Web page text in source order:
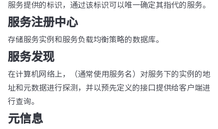
服务提供的标识，通过该标识可以唯一确定其指代的服务。
服务注册中心
存储服务实例和服务负载均衡策略的数据库。
服务发现
在计算机网络上，（通常使用服务名）对服务下的实例的地
址和元数据进行探测，并以预先定义的接口提供给客户端进
行查询。
元信息